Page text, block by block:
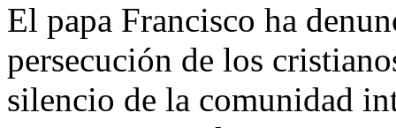
El papa Francisco ha
persecución de los
silencio de la comunidad